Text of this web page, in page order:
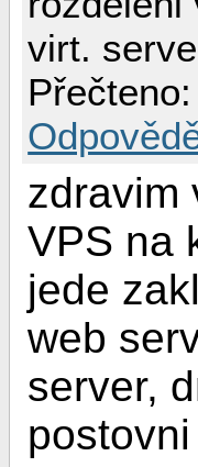
virt.
zdravim
VPS na
jede
web
server,